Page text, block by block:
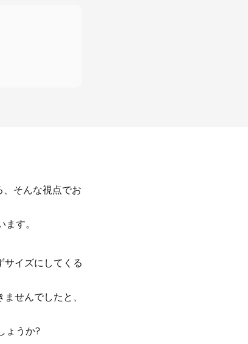
そんな視点でお
す。
サイズにしてくる
せんでしたと、
ょうか?